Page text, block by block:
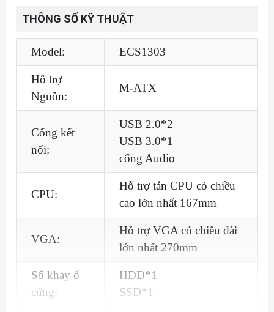
THÔNG SỐ KỸ THUẬT
Model: ECS1303
Hỗ trợ
Nguồn:
M-ATX
Cổng kết
nối:
USB 2.0*2
USB 3.0*1
cổng Audio
CPU:
Hỗ trợ tản CPU có chiều
cao lớn nhất 167mm
VGA:
Hỗ trợ VGA có chiều dài
lớn nhất 270mm
Số khay ổ
cứng:
HDD*1
SSD*1